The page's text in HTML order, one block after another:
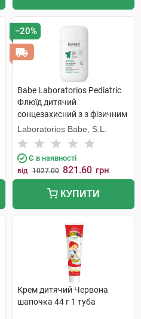
−20%
Babe Laboratorios Pediatric
Флюїд дитячий
сонцезахисний з з фізичним
фільтром з пантенолом та
пребіотиком з SPF50 50 мл 1
флакон
Laboratorios Babe, S.L.
Є в наявності
від 1027.00 821.60 грн
КУПИТИ
Крем дитячий Червона
шапочка 44 г 1 туба